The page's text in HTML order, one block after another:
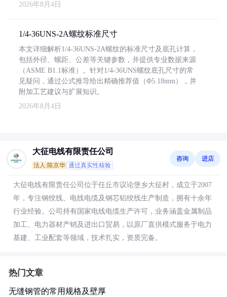
2026年8月4日
1/4-36UNS-2A螺纹标准尺寸
本文详细解析1/4-36UNS-2A螺纹的标准尺寸及底孔计算，
包括外径、螺距、公差等关键参数，并提供专业数据来源
（ASME B1.1标准）。针对1/4-36UNS螺纹底孔尺寸的常
见疑问，通过公式推导给出精确推荐值（Φ5.18mm），并
附加工艺建议与扩展知识。
2026年8月4日
大征电线有限责任公司
法人:陈京华 通过真实性核验
咨询 进店
大征电线有限责任公司位于任丘市议论堡乡大征村，成立于2007
年，专注钢绞线、电线电缆及钢芯铝绞线生产制造，拥有十余年
行业经验。公司持有国家电线电缆生产许可，业务涵盖金属制品
加工、电力器材产销及进出口贸易，以原厂直供模式服务于电力
基建、工业配套等领域，技术扎实，资质完备。
热门文章
无缝钢管的常用规格及壁厚